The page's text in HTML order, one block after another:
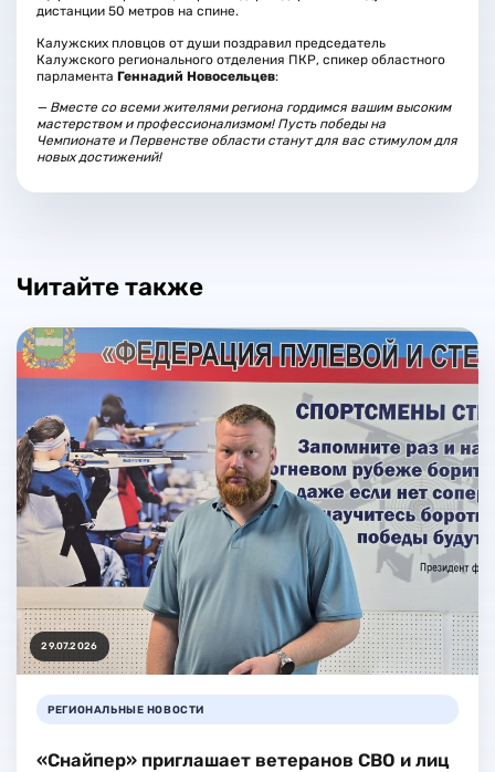
дистанции 50 метров на спине.
Калужских пловцов от души поздравил председатель
Калужского регионального отделения ПКР, спикер областного
парламента Геннадий Новосельцев:
— Вместе со всеми жителями региона гордимся вашим высоким
мастерством и профессионализмом! Пусть победы на
Чемпионате и Первенстве области станут для вас стимулом для
новых достижений!
Читайте также
29.07.2026
РЕГИОНАЛЬНЫЕ НОВОСТИ
«Снайпер» приглашает ветеранов СВО и лиц